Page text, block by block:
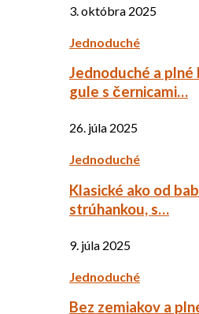
3. októbra 2025
Jednoduché
Jednoduché a
gule s černicami…
26. júla 2025
Jednoduché
Klasické ako od
strúhankou, s…
9. júla 2025
Jednoduché
Bez zemiakov a